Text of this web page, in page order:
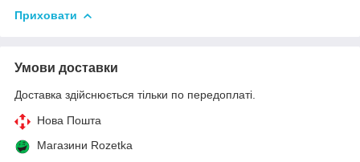
Приховати
Умови доставки
Доставка здійснюється тільки по передоплаті.
Нова Пошта
Магазини Rozetka